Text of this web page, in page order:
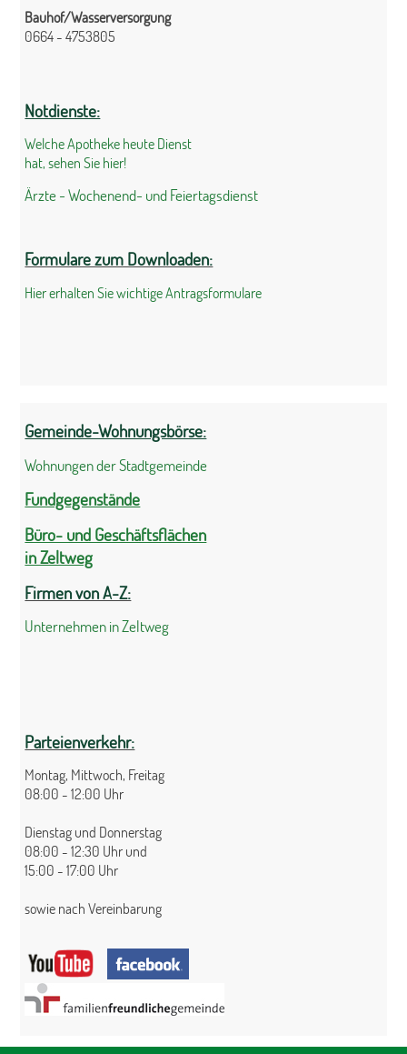
Bauhof/Wasserversorgung
0664 - 4753805
Notdienste:
Welche Apotheke heute Dienst
hat, sehen Sie hier!
Ärzte - Wochenend- und Feiertagsdienst
Formulare zum Downloaden:
Hier erhalten Sie wichtige Antragsformulare
Gemeinde-Wohnungsbörse:
Wohnungen der Stadtgemeinde
Fundgegenstände
Büro- und Geschäftsflächen
in Zeltweg
Firmen von A-Z:
Unternehmen in Zeltweg
Parteienverkehr:
Montag, Mittwoch, Freitag
08:00 - 12:00 Uhr
Dienstag und Donnerstag
08:00 - 12:30 Uhr und
15:00 - 17:00 Uhr
sowie nach Vereinbarung